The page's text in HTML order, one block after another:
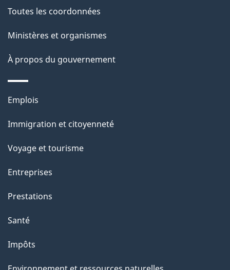
p
a
Toutes les coordonnées
Ministères et organismes
À propos du gouvernement
Thèmes
sujets
Emplois
Immigration et citoyenneté
Voyage et tourisme
Entreprises
Prestations
Santé
Impôts